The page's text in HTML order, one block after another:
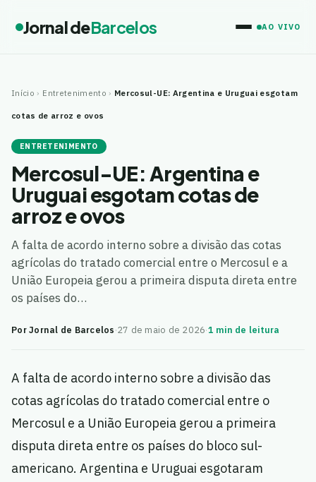
Jornal deBarcelos AO VIVO
Início › Entretenimento › Mercosul-UE: Argentina e Uruguai esgotam
cotas de arroz e ovos
ENTRETENIMENTO
Mercosul-UE: Argentina e
Uruguai esgotam cotas de
arroz e ovos
A falta de acordo interno sobre a divisão das cotas
agrícolas do tratado comercial entre o Mercosul e a
União Europeia gerou a primeira disputa direta entre
os países do…
Por Jornal de Barcelos·27 de maio de 2026·1 min de leitura
A falta de acordo interno sobre a divisão das
cotas agrícolas do tratado comercial entre o
Mercosul e a União Europeia gerou a primeira
disputa direta entre os países do bloco sul-
americano. Argentina e Uruguai esgotaram